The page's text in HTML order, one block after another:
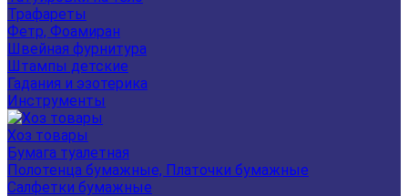
Трафареты
Фетр, Фоамиран
Швейная фурнитура
Штампы детские
Гадания и эзотерика
Инструменты
Хоз товары
Бумага туалетная
Полотенца бумажные, Платочки бумажные
Салфетки бумажные